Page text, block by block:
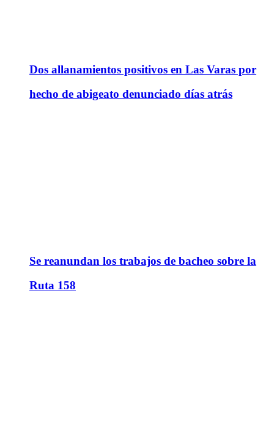
Dos allanamientos positivos en Las Varas por
hecho de abigeato denunciado días atrás
Se reanundan los trabajos de bacheo sobre la
Ruta 158